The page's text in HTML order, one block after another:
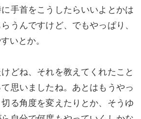
手首をこうしたらいいよとかは
うんですけど、でもやっぱり、
いとか。
どね、それを教えてくれたこと
思いましたね。あとはもうやっ
る角度を変えたりとか、そうゆ